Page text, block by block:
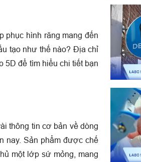
phục hình răng mang đến
tạo như thế nào? Địa chỉ
5D để tìm hiểu chi tiết bạn
thông tin cơ bản về dòng
nay. Sản phẩm được chế
một lớp sứ mỏng, mang